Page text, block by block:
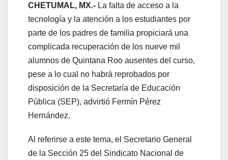
CHETUMAL, MX.- La falta de acceso a la
tecnología y la atención a los estudiantes por
parte de los padres de familia propiciará una
complicada recuperación de los nueve mil
alumnos de Quintana Roo ausentes del curso,
pese a lo cual no habrá reprobados por
disposición de la Secretaría de Educación
Pública (SEP), advirtió Fermín Pérez
Hernández.
Al referirse a este tema, el Secretario General
de la Sección 25 del Sindicato Nacional de